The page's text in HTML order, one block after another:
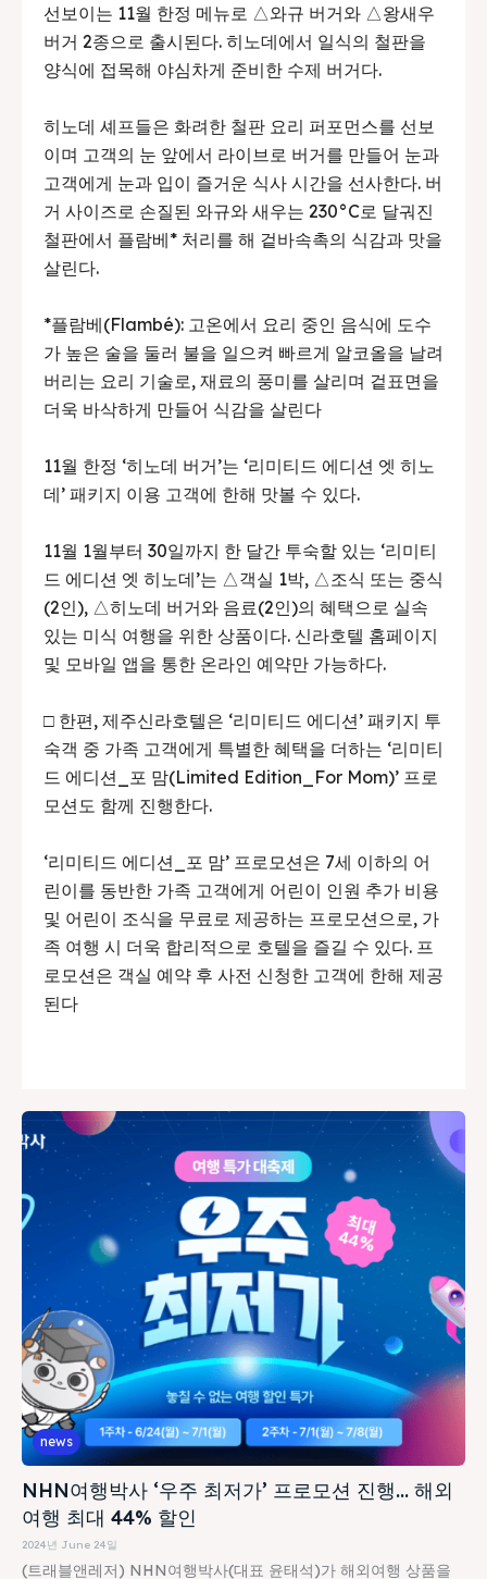
선보이는 11월 한정 메뉴로 △와규 버거와 △왕새우
버거 2종으로 출시된다. 히노데에서 일식의 철판을
양식에 접목해 야심차게 준비한 수제 버거다.
히노데 셰프들은 화려한 철판 요리 퍼포먼스를 선보
이며 고객의 눈 앞에서 라이브로 버거를 만들어 눈과
고객에게 눈과 입이 즐거운 식사 시간을 선사한다. 버
거 사이즈로 손질된 와규와 새우는 230°C로 달궈진
철판에서 플람베* 처리를 해 겉바속촉의 식감과 맛을
살린다.
*플람베(Flambé): 고온에서 요리 중인 음식에 도수
가 높은 술을 둘러 불을 일으켜 빠르게 알코올을 날려
버리는 요리 기술로, 재료의 풍미를 살리며 겉표면을
더욱 바삭하게 만들어 식감을 살린다
11월 한정 ‘히노데 버거’는 ‘리미티드 에디션 엣 히노
데’ 패키지 이용 고객에 한해 맛볼 수 있다.
11월 1월부터 30일까지 한 달간 투숙할 있는 ‘리미티
드 에디션 엣 히노데’는 △객실 1박, △조식 또는 중식
(2인), △히노데 버거와 음료(2인)의 혜택으로 실속
있는 미식 여행을 위한 상품이다. 신라호텔 홈페이지
및 모바일 앱을 통한 온라인 예약만 가능하다.
□ 한편, 제주신라호텔은 ‘리미티드 에디션’ 패키지 투
숙객 중 가족 고객에게 특별한 혜택을 더하는 ‘리미티
드 에디션_포 맘(Limited Edition_For Mom)’ 프로
모션도 함께 진행한다.
‘리미티드 에디션_포 맘’ 프로모션은 7세 이하의 어
린이를 동반한 가족 고객에게 어린이 인원 추가 비용
및 어린이 조식을 무료로 제공하는 프로모션으로, 가
족 여행 시 더욱 합리적으로 호텔을 즐길 수 있다. 프
로모션은 객실 예약 후 사전 신청한 고객에 한해 제공
된다
news
NHN여행박사 ‘우주 최저가’ 프로모션 진행… 해외
여행 최대 44% 할인
2024년 June 24일
(트래블앤레저) NHN여행박사(대표 윤태석)가 해외여행 상품을